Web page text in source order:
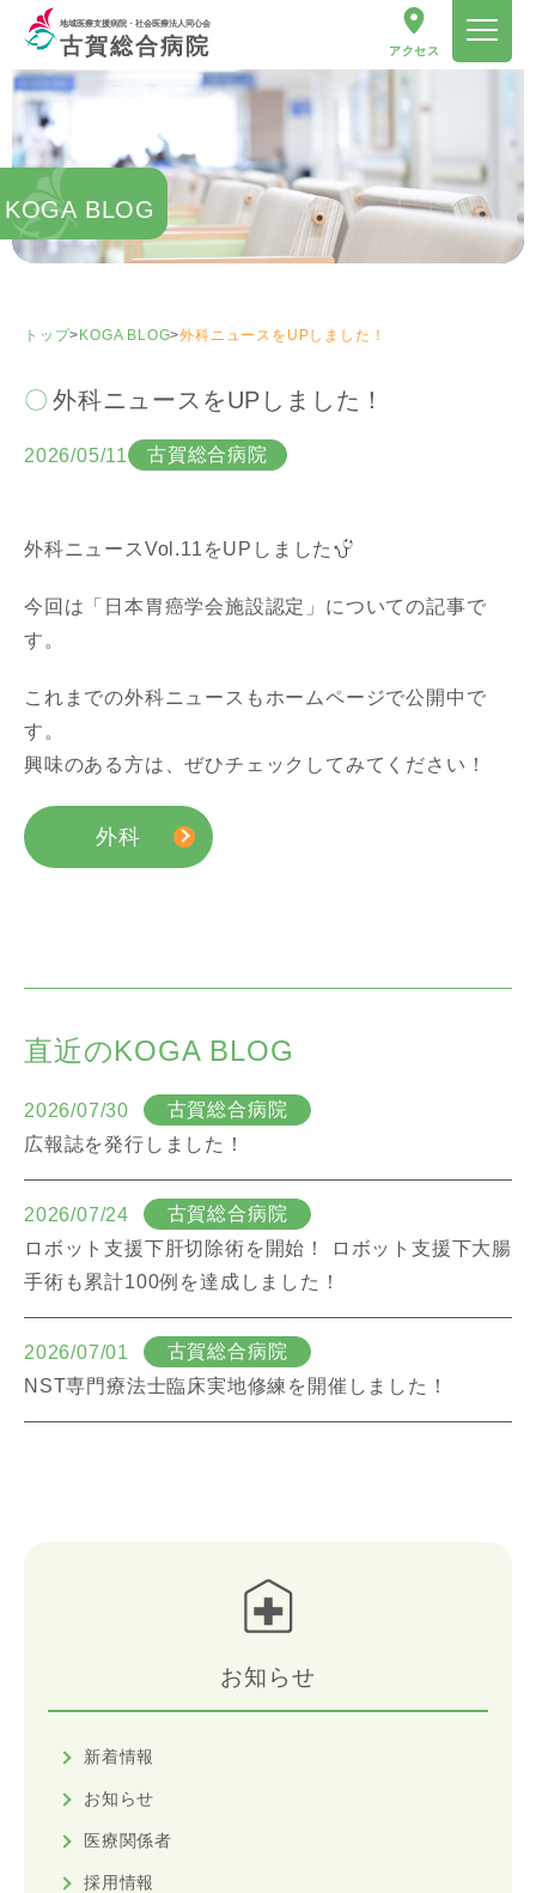
地域医療支援病院・社会医療法人同心会
古賀総合病院 アクセス
KOGA BLOG
お知らせ
新着情報
お知らせ
医療関係者
採用情報
トップ> KOGA BLOG>外科ニュースをUPしました！
外科ニュースをUPしました！
2026/05/11 古賀総合病院
外科ニュースVol.11をUPしました
今回は「日本胃癌学会施設認定」についての記事で
す。
これまでの外科ニュースもホームページで公開中で
す。
興味のある方は、ぜひチェックしてみてください！
外科
直近のKOGA BLOG
2026/07/30
古賀総合病院
広報誌を発行しました！
2026/07/24
古賀総合病院
ロボット支援下肝切除術を開始！ ロボット支援下大腸
手術も累計100例を達成しました！
2026/07/01
古賀総合病院
NST専門療法士臨床実地修練を開催しました！